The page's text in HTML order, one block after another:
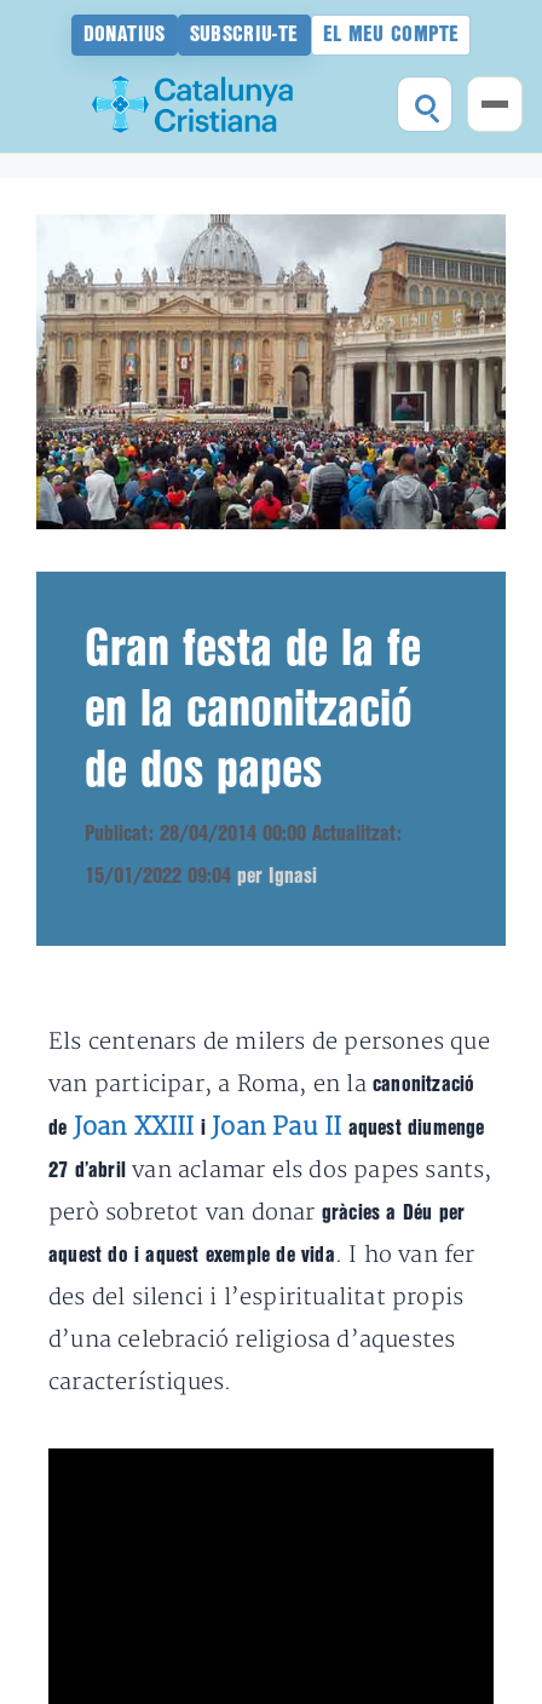
DONATIUS SUBSCRIU-TE EL MEU COMPTE
Gran festa de la fe
en la canonització
de dos papes
Publicat: 28/04/2014 00:00 Actualitzat:
15/01/2022 09:04 per Ignasi
Els centenars de milers de persones que
van participar, a Roma, en la canonització
de Joan XXIII i Joan Pau II aquest diumenge
27 d’abrilvan aclamar els dos papes sants,
però sobretot van donar gràcies a Déu per
aquest do i aquest exemple de vida . I ho van fer
des del silenci i l’espiritualitat propis
d’una celebració religiosa d’aquestes
característiques.